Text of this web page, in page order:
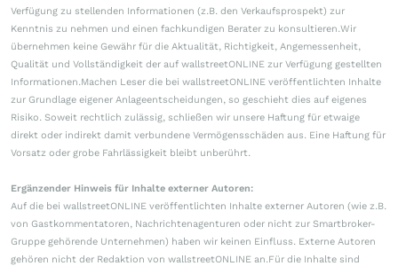
Verfügung zu stellenden Informationen (z.B. den Verkaufsprospekt) zur
Kenntnis zu nehmen und einen fachkundigen Berater zu konsultieren.Wir
übernehmen keine Gewähr für die Aktualität, Richtigkeit, Angemessenheit,
Qualität und Vollständigkeit der auf wallstreetONLINE zur Verfügung gestellten
Informationen.Machen Leser die bei wallstreetONLINE veröffentlichten Inhalte
zur Grundlage eigener Anlageentscheidungen, so geschieht dies auf eigenes
Risiko. Soweit rechtlich zulässig, schließen wir unsere Haftung für etwaige
direkt oder indirekt damit verbundene Vermögensschäden aus. Eine Haftung für
Vorsatz oder grobe Fahrlässigkeit bleibt unberührt.
Ergänzender Hinweis für Inhalte externer Autoren:
Auf die bei wallstreetONLINE veröffentlichten Inhalte externer Autoren (wie z.B.
von Gastkommentatoren, Nachrichtenagenturen oder nicht zur Smartbroker-
Gruppe gehörende Unternehmen) haben wir keinen Einfluss. Externe Autoren
gehören nicht der Redaktion von wallstreetONLINE an.Für die Inhalte sind